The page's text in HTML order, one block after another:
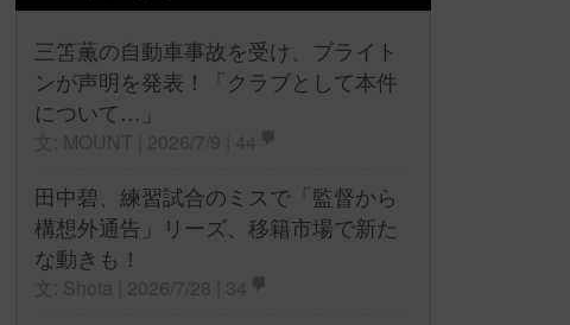
三笘薫の自動車事故を受け、ブライト
ンが声明を発表！「クラブとして本件
について…」
田中碧、練習試合のミスで「監督から
構想外通告」リーズ、移籍市場で新た
な動きも！